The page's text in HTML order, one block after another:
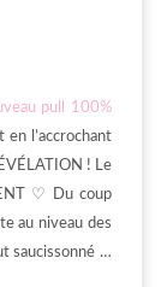
pull 100%
l’accrochant
! Le
♡ Du coup
au niveau des
saucissonné …